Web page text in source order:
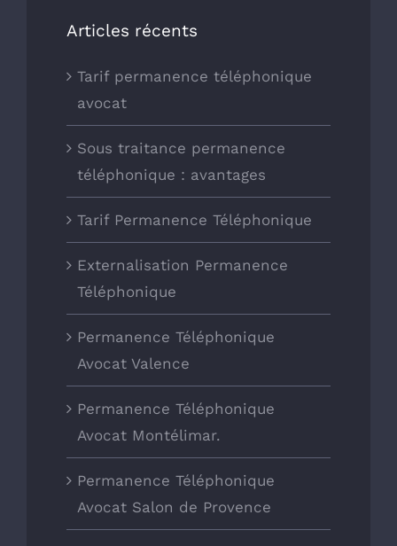
Articles récents
Tarif permanence téléphonique
avocat
Sous traitance permanence
téléphonique : avantages
Tarif Permanence Téléphonique
Externalisation Permanence
Téléphonique
Permanence Téléphonique
Avocat Valence
Permanence Téléphonique
Avocat Montélimar.
Permanence Téléphonique
Avocat Salon de Provence